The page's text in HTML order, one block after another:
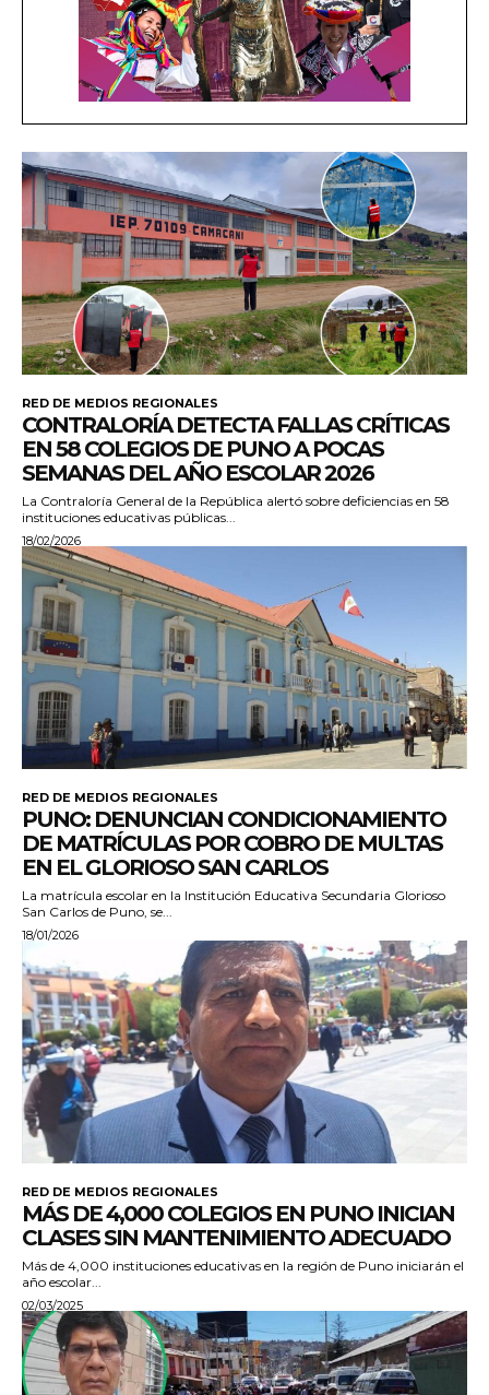
RED DE MEDIOS REGIONALES
CONTRALORÍA DETECTA FALLAS CRÍTICAS
EN 58 COLEGIOS DE PUNO A POCAS
SEMANAS DEL AÑO ESCOLAR 2026
La Contraloría General de la República alertó sobre deficiencias en 58
instituciones educativas públicas...
18/02/2026
RED DE MEDIOS REGIONALES
PUNO: DENUNCIAN CONDICIONAMIENTO
DE MATRÍCULAS POR COBRO DE MULTAS
EN EL GLORIOSO SAN CARLOS
La matrícula escolar en la Institución Educativa Secundaria Glorioso
San Carlos de Puno, se...
18/01/2026
RED DE MEDIOS REGIONALES
MÁS DE 4,000 COLEGIOS EN PUNO INICIAN
CLASES SIN MANTENIMIENTO ADECUADO
Más de 4,000 instituciones educativas en la región de Puno iniciarán el
año escolar...
02/03/2025